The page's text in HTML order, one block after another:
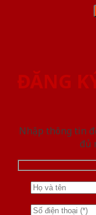
ĐĂNG
Nhập thông tin
đủ